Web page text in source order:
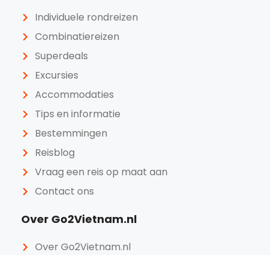
Individuele rondreizen
Combinatiereizen
Superdeals
Excursies
Accommodaties
Tips en informatie
Bestemmingen
Reisblog
Vraag een reis op maat aan
Contact ons
Over Go2Vietnam.nl
Over Go2Vietnam.nl